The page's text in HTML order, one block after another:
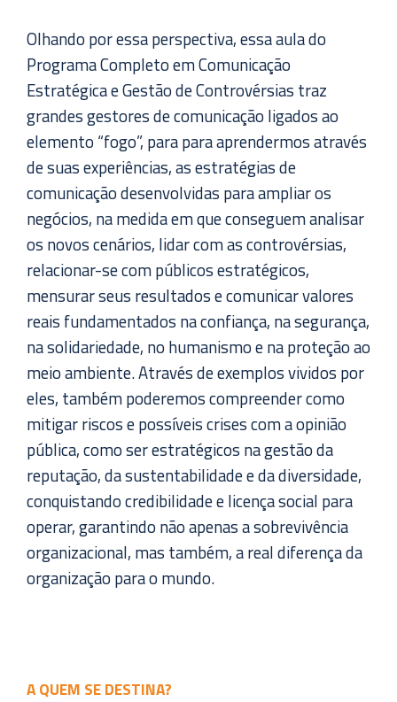
Olhando por essa perspectiva, essa aula do
Programa Completo em Comunicação
Estratégica e Gestão de Controvérsias traz
grandes gestores de comunicação ligados ao
elemento “fogo”, para para aprendermos através
de suas experiências, as estratégias de
comunicação desenvolvidas para ampliar os
negócios, na medida em que conseguem analisar
os novos cenários, lidar com as controvérsias,
relacionar-se com públicos estratégicos,
mensurar seus resultados e comunicar valores
reais fundamentados na confiança, na segurança,
na solidariedade, no humanismo e na proteção ao
meio ambiente. Através de exemplos vividos por
eles, também poderemos compreender como
mitigar riscos e possíveis crises com a opinião
pública, como ser estratégicos na gestão da
reputação, da sustentabilidade e da diversidade,
conquistando credibilidade e licença social para
operar, garantindo não apenas a sobrevivência
organizacional, mas também, a real diferença da
organização para o mundo.
A QUEM SE DESTINA?